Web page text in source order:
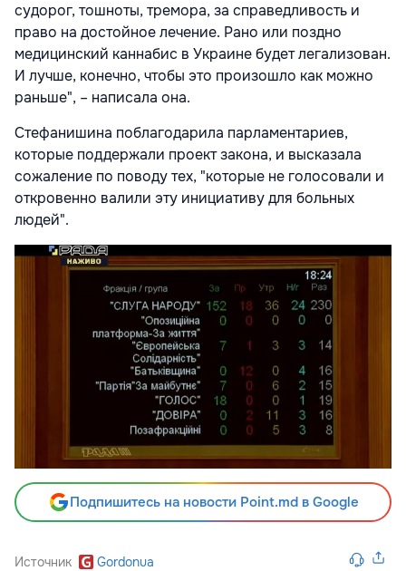
судорог, тошноты, тремора, за справедливость и
право на достойное лечение. Рано или поздно
медицинский каннабис в Украине будет легализован.
И лучше, конечно, чтобы это произошло как можно
раньше", – написала она.
Стефанишина поблагодарила парламентариев,
которые поддержали проект закона, и высказала
сожаление по поводу тех, "которые не голосовали и
откровенно валили эту инициативу для больных
людей".
Подпишитесь на новости Point.md в Google
Источник Gordonua